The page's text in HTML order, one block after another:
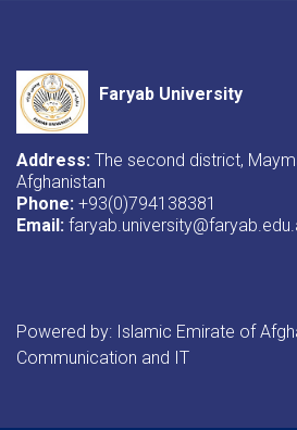
Faryab University
Address: The second district,
Afghanistan
Phone: +93(0)794138381
Email:
Powered by: Islamic Emirate of
Communication and IT